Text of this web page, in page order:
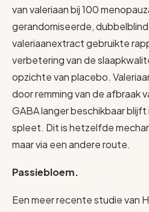
van valeriaan bij 100
gerandomiseerde,
valeriaanextract gebruikte
verbetering van de
opzichte van placebo.
door remming van de afbraak
GABA langer beschikbaar
spleet. Dit is hetzelfde
maar via een andere route.
Passiebloem.
Een meer recente studie van